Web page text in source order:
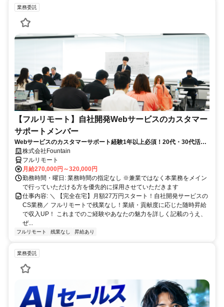
業務委託
【フルリモート】自社開発Webサービスのカスタマー
サポートメンバー
Webサービスのカスタマーサポート経験1年以上必須！20代・30代活躍
中！株式会社Fountain
フルリモート
月給270,000円～320,000円
勤務時間・曜日: 業務時間の指定なし ※兼業ではなく本業務をメイン
で行っていただける方を優先的に採用させていただきます
仕事内容: ＼ 【完全在宅】月額27万円スタート！自社開発サービスの
CS業務／ フルリモートで残業なし！業績・貢献度に応じた随時昇給
で収入UP！ これまでのご経験やあなたの魅力を詳しく記載のうえ、
ぜ...
フルリモート 残業なし 昇給あり
業務委託